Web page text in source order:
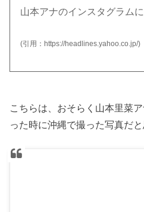
山本アナのインスタグラム
(引用：https://headlines.yahoo.co.jp/)
こちらは、おそらく山本里菜
った時に沖縄で撮った写真だと